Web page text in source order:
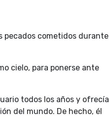
pecados cometidos durante
cielo, para ponerse ante
todos los años y ofrecía
del mundo. De hecho, él